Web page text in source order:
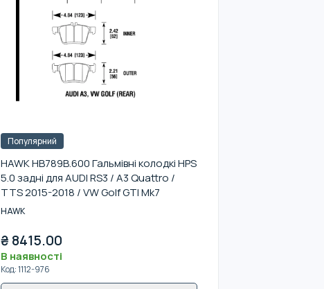
Популярний
HAWK HB789B.600 Гальмівні колодкі HPS
5.0 задні для AUDI RS3 / A3 Quattro /
TTS 2015-2018 / VW Golf GTI Mk7
HAWK
₴ 8415.00
В наявності
Код:1112-976